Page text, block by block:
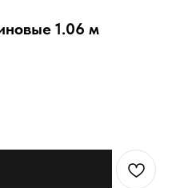
1.06 м